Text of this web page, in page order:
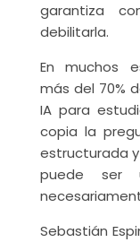
garantiza
debilitarla.
En muchos
más del 70%
IA para
copia la
estructurada
puede ser
Sebastián